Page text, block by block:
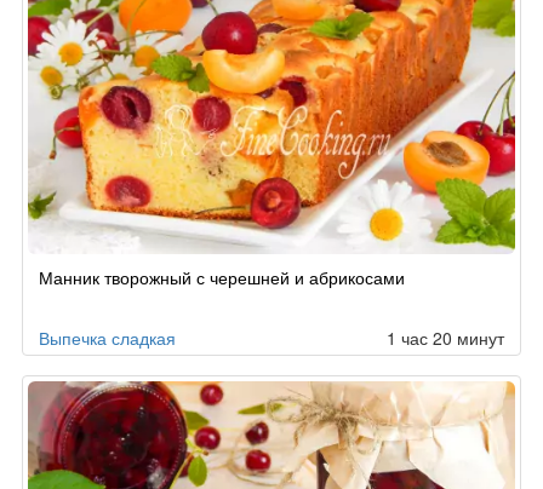
Манник творожный с черешней и абрикосами
Выпечка сладкая 1 час 20 минут